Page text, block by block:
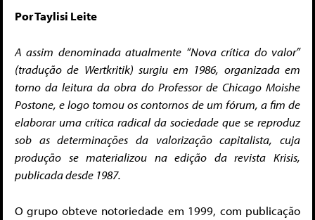
Por Taylisi Leite
A assim denominada atualmente “Nova crítica do valor”
(tradução de Wertkritik) surgiu em 1986, organizada em
torno da leitura da obra do Professor de Chicago Moishe
Postone, e logo tomou os contornos de um fórum, a fim de
elaborar uma crítica radical da sociedade que se reproduz
sob as determinações da valorização capitalista, cuja
produção se materializou na edição da revista Krisis,
publicada desde 1987.
O grupo obteve notoriedade em 1999, com publicação